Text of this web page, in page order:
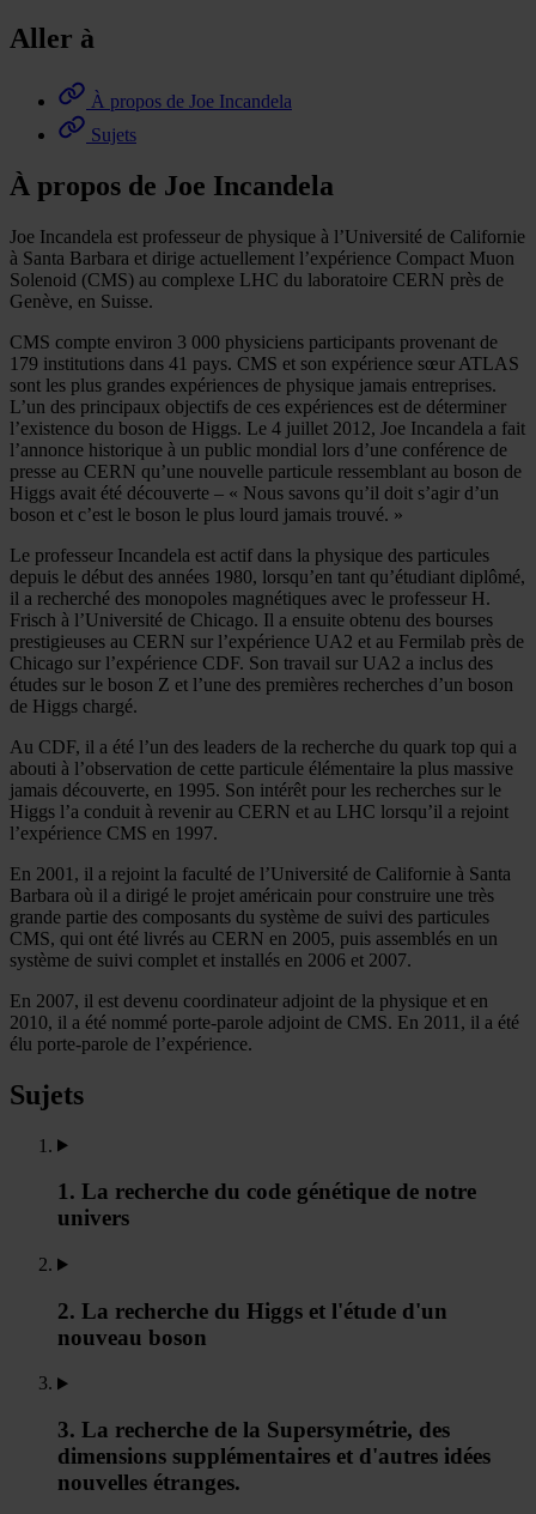
Aller à
À propos de Joe Incandela
Sujets
À propos de Joe Incandela
Joe Incandela est professeur de physique à l’Université de Californie
à Santa Barbara et dirige actuellement l’expérience Compact Muon
Solenoid (CMS) au complexe LHC du laboratoire CERN près de
Genève, en Suisse.
CMS compte environ 3 000 physiciens participants provenant de
179 institutions dans 41 pays. CMS et son expérience sœur ATLAS
sont les plus grandes expériences de physique jamais entreprises.
L’un des principaux objectifs de ces expériences est de déterminer
l’existence du boson de Higgs. Le 4 juillet 2012, Joe Incandela a fait
l’annonce historique à un public mondial lors d’une conférence de
presse au CERN qu’une nouvelle particule ressemblant au boson de
Higgs avait été découverte – « Nous savons qu’il doit s’agir d’un
boson et c’est le boson le plus lourd jamais trouvé. »
Le professeur Incandela est actif dans la physique des particules
depuis le début des années 1980, lorsqu’en tant qu’étudiant diplômé,
il a recherché des monopoles magnétiques avec le professeur H.
Frisch à l’Université de Chicago. Il a ensuite obtenu des bourses
prestigieuses au CERN sur l’expérience UA2 et au Fermilab près de
Chicago sur l’expérience CDF. Son travail sur UA2 a inclus des
études sur le boson Z et l’une des premières recherches d’un boson
de Higgs chargé.
Au CDF, il a été l’un des leaders de la recherche du quark top qui a
abouti à l’observation de cette particule élémentaire la plus massive
jamais découverte, en 1995. Son intérêt pour les recherches sur le
Higgs l’a conduit à revenir au CERN et au LHC lorsqu’il a rejoint
l’expérience CMS en 1997.
En 2001, il a rejoint la faculté de l’Université de Californie à Santa
Barbara où il a dirigé le projet américain pour construire une très
grande partie des composants du système de suivi des particules
CMS, qui ont été livrés au CERN en 2005, puis assemblés en un
système de suivi complet et installés en 2006 et 2007.
En 2007, il est devenu coordinateur adjoint de la physique et en
2010, il a été nommé porte-parole adjoint de CMS. En 2011, il a été
élu porte-parole de l’expérience.
Sujets
1. La recherche du code génétique de notre
univers
2. La recherche du Higgs et l'étude d'un
nouveau boson
3. La recherche de la Supersymétrie, des
dimensions supplémentaires et d'autres idées
nouvelles étranges.